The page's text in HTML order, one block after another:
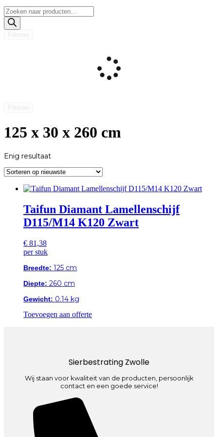
Producten
zoeken
125 x 30 x 260 cm
Enig resultaat
Taifun Diamant Lamellenschijf
D115/M14 K120 Zwart
€ 81,38
per stuk
Breedte: 125 cm
Diepte: 260 cm
Gewicht: 0.14 kg
Toevoegen aan offerte
Sierbestrating Zwolle
Wij staan voor kwaliteit van de producten, persoonlijk
contact en een goede service!